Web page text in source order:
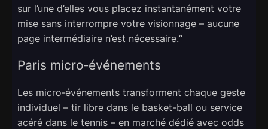
sur l’une d’elles vous placez instantanément votre
mise sans interrompre votre visionnage – aucune
page intermédiaire n’est nécessaire.“
Paris micro‑événements
Les micro‑événements transforment chaque geste
individuel – tir libre dans le basket-ball ou service
acéré dans le tennis – en marché dédié avec odds